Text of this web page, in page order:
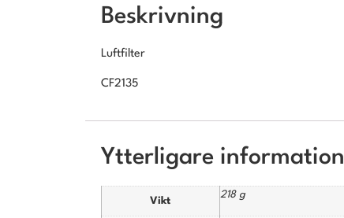
Beskrivning
Luftfilter
CF2135
Ytterligare information
Vikt
218 g